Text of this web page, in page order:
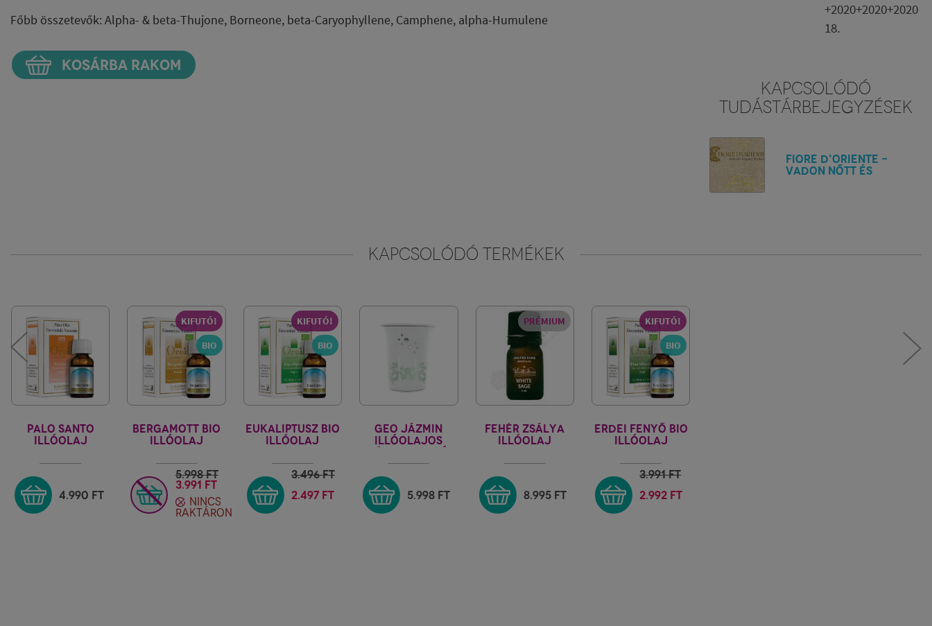
+2020+2020+2020
18.
KAPCSOLÓDÓ
TUDÁSTÁRBEJEGYZÉSEK
Fiore d'Oriente -
Vadon nőtt és
Főbb összetevők: Alpha- & beta-Thujone, Borneone, beta-Caryophyllene, Camphene, alpha-Humulene
KOSÁRBA RAKOM
KAPCSOLÓDÓ TERMÉKEK
PALO SANTO
ILLÓOLAJ
4.990 FT
KIFUTÓ!
BIO
BERGAMOTT BIO
ILLÓOLAJ
5.998FT
3.991 FT
NINCS
RAKTÁRON
KIFUTÓ!
BIO
EUKALIPTUSZ BIO
ILLÓOLAJ
3.496FT
2.497 FT
GEO JÁZMIN
ILLÓOLAJOS
EDÉNY
5.998 FT
PRÉMIUM
FEHÉR ZSÁLYA
ILLÓOLAJ
8.995 FT
KIFUTÓ!
BIO
ERDEI FENYŐ BIO
ILLÓOLAJ
3.991FT
2.992 FT